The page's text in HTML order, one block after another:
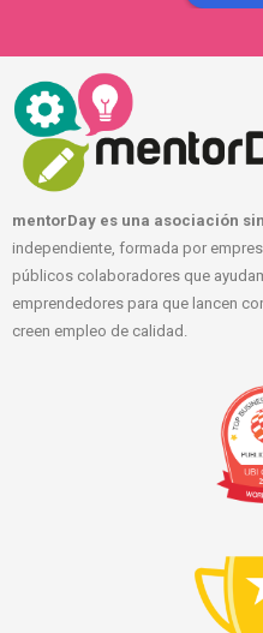
mentorDay es una asociación
independiente, formada por
públicos colaboradores que
emprendedores para que lancen
creen empleo de calidad.